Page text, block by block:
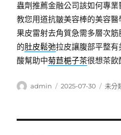
蟲劑推薦金融公司該如何專
教您用道抗皺美容棒的美容醫
果皮雷射去角質急需多層次
的肚皮鬆弛拉皮讓腹部平整
酸幫助中菊苣梔子茶很想茶飲
作
admin
發
2025-07-30
分
未分